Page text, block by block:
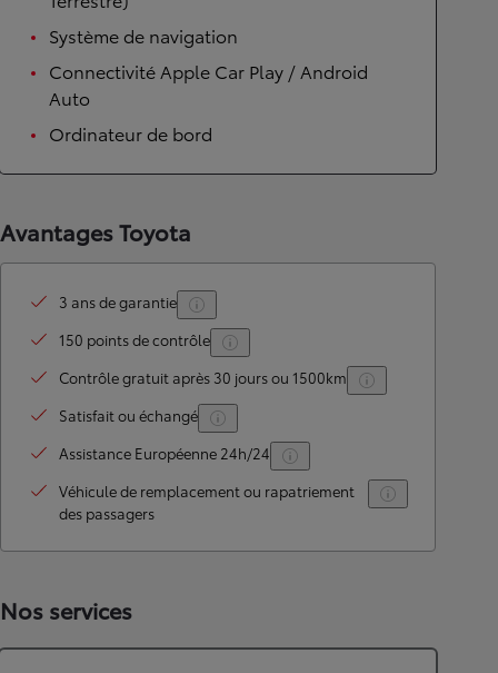
Système de navigation
Connectivité Apple Car Play / Android
Auto
Ordinateur de bord
Avantages Toyota
3 ans de garantie
150 points de contrôle
Contrôle gratuit après 30 jours ou 1500km
Satisfait ou échangé
Assistance Européenne 24h/24
Véhicule de remplacement ou rapatriement
des passagers
Nos services